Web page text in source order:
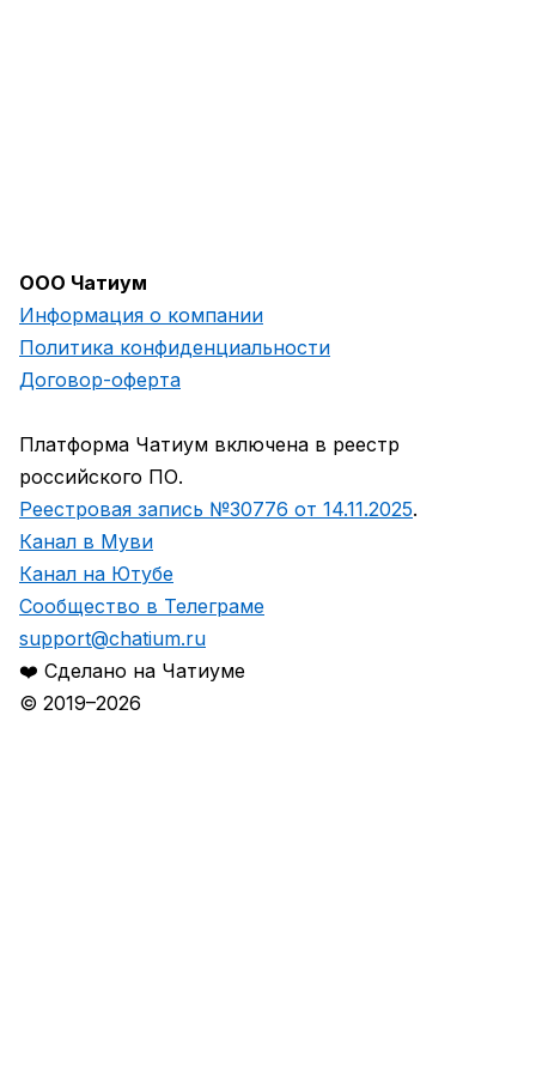
ООО Чатиум
Информация о компании
Политика конфиденциальности
Договор-оферта
Платформа Чатиум включена в реестр
российского ПО.
Реестровая запись №30776 от 14.11.2025.
Канал в Муви
Канал на Ютубе
Сообщество в Телеграме
support@chatium.ru
❤️ Сделано на Чатиуме
© 2019–2026